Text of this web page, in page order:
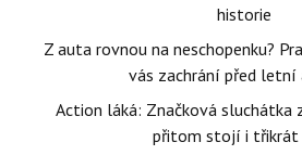
historie
Z auta rovnou na neschopenku?
vás zachrání před letní
Action láká: Značková sluchátka
přitom stojí i